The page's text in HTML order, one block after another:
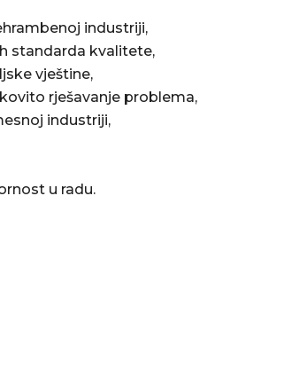
industriji,
standarda kvalitete,
vještine,
rješavanje problema,
industriji,
u radu.